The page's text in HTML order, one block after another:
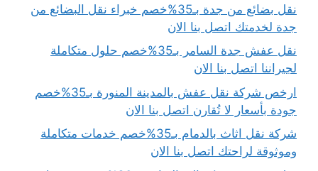
نقل بضائع من جدة بـ35%خصم خبراء نقل البضائع من
جدة لخدمتك اتصل بنا الان
نقل عفش جدة السامر بـ35%خصم حلول متكاملة
لجيراننا اتصل بنا الان
ارخص شركة نقل عفش بالمدينة المنورة بـ35%خصم
جودة بأسعار لا تُقارن اتصل بنا الان
شركة نقل اثاث بالدمام بـ35%خصم خدمات متكاملة
وموثوقة لراحتك اتصل بنا الان